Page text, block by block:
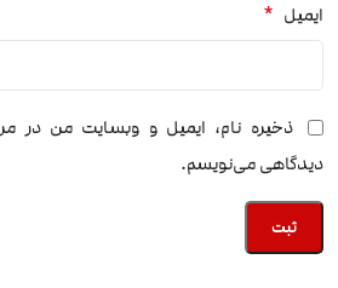
ایمیل *
ذخیره نام، ایمیل و وبسایت من در
دیدگاهی می‌نویسم.